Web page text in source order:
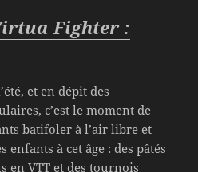
Fighter :
et en dépit des
c’est le moment de
batifoler à l’air libre et
à cet âge : des pâtés
en VTT et des tournois